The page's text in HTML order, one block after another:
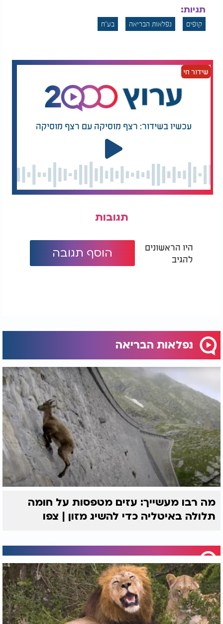
תגיות:
קופים נפלאות הבריאה בע"ח
שידור חי
עכשיו בשידור: רצף מוסיקה עם רצף מוסיקה
תגובות
היו הראשונים
להגיב
הוסף תגובה
נפלאות הבריאה
מה רבו מעשייך: עזים מטפסות על חומה
תלולה באיטליה כדי להשיג מזון | צפו